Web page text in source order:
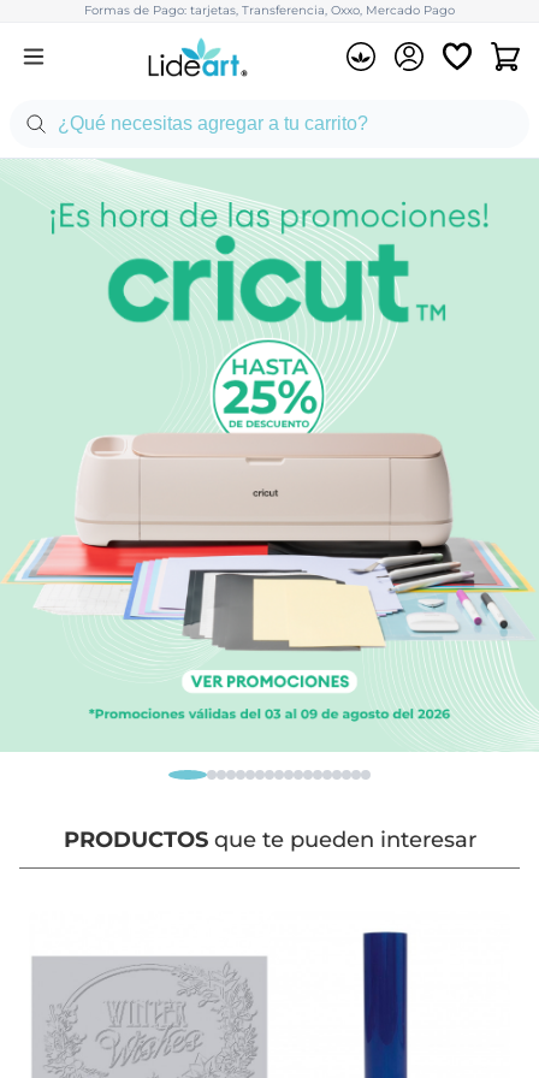
Formas de Pago: tarjetas, Transferencia, Oxxo, Mercado Pago
PRODUCTOSque te pueden interesar